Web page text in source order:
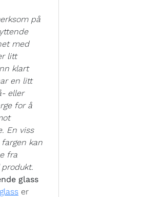
på
med
litt
klart
en litt
eller
for å
En viss
kan
fra
glass
er